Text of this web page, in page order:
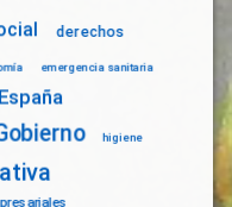
derechos
emergencia sanitaria
España
higiene